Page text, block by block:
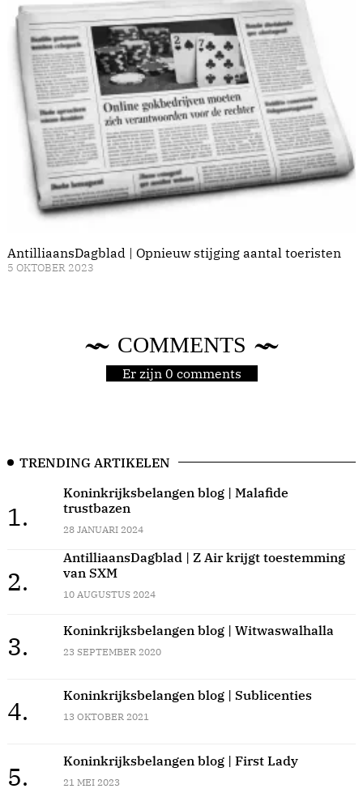
AntilliaansDagblad | Opnieuw stijging aantal toeristen
5 OKTOBER 2023
COMMENTS
Er zijn 0 comments
TRENDING ARTIKELEN
1.
Koninkrijksbelangen blog | Malafide
trustbazen
28 JANUARI 2024
2.
AntilliaansDagblad | Z Air krijgt toestemming
van SXM
10 AUGUSTUS 2024
3.
Koninkrijksbelangen blog | Witwaswalhalla
23 SEPTEMBER 2020
4.
Koninkrijksbelangen blog | Sublicenties
13 OKTOBER 2021
5.
Koninkrijksbelangen blog | First Lady
21 MEI 2023